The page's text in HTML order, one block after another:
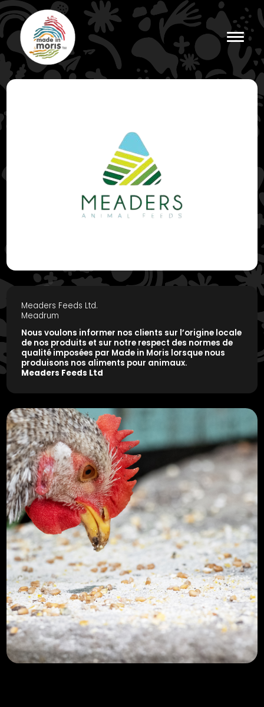
Meaders Feeds Ltd.
Meadrum
Nous voulons informer nos clients sur l’origine locale
de nos produits et sur notre respect des normes de
qualité imposées par Made in Moris lorsque nous
produisons nos aliments pour animaux.
Meaders Feeds Ltd